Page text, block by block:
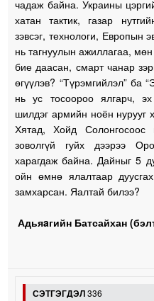
чадаж байна. Украины
хатан тактик, газар
зэвсэг, технологи, Европын
нь тагнуулын ажиллагаа,
бие даасан, смарт чанар
өгүүлэв? “Түрэмгийлэл” ба
нь ус тосоороо ялгарч,
шилдэг армийн ноён нурууг
Хятад, Хойд Солонгосоос
зоволгүй гуйх дээрээ
харагдаж байна. Дайныг 5
ойн өмнө ялалтаар
замхарсан. Яалтай билээ?
Адьяaгийн Батсайхан
СЭТГЭГДЭЛ336